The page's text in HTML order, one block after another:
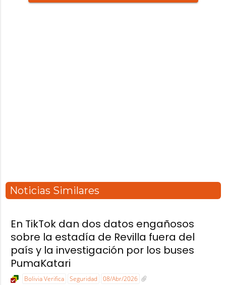
Noticias Similares
En TikTok dan dos datos engañosos
sobre la estadía de Revilla fuera del
país y la investigación por los buses
PumaKatari
Bolivia Verifica Seguridad 08/Abr/2026